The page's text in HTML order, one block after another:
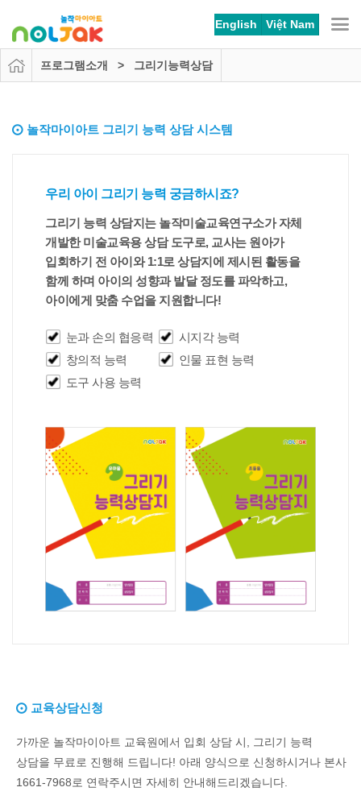
English Việt Nam
프로그램소개 > 그리기능력상담
놀작마이아트 그리기 능력 상담 시스템
우리 아이 그리기 능력 궁금하시죠?
그리기 능력 상담지는 놀작미술교육연구소가 자체
개발한 미술교육용 상담 도구로, 교사는 원아가
입회하기 전 아이와 1:1로 상담지에 제시된 활동을
함께 하며 아이의 성향과 발달 정도를 파악하고,
아이에게 맞춤 수업을 지원합니다!
눈과 손의 협응력
시지각 능력
창의적 능력
인물 표현 능력
도구 사용 능력
교육상담신청
가까운 놀작마이아트 교육원에서 입회 상담 시, 그리기 능력
상담을 무료로 진행해 드립니다! 아래 양식으로 신청하시거나 본사
1661-7968로 연락주시면 자세히 안내해드리겠습니다.